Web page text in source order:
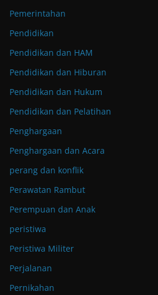
Pemerintahan
Pendidikan
Pendidikan dan HAM
Pendidikan dan Hiburan
Pendidikan dan Hukum
Pendidikan dan Pelatihan
Penghargaan
Penghargaan dan Acara
perang dan konflik
Perawatan Rambut
Perempuan dan Anak
peristiwa
Peristiwa Militer
Perjalanan
Pernikahan